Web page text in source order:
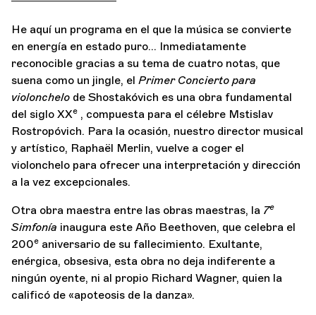
He aquí un programa en el que la música se convierte
en energía en estado puro… Inmediatamente
reconocible gracias a su tema de cuatro notas, que
suena como un jingle, el Primer Concierto para
violonchelo de Shostakóvich es una obra fundamental
del siglo XXe , compuesta para el célebre Mstislav
Rostropóvich. Para la ocasión, nuestro director musical
y artístico, Raphaël Merlin, vuelve a coger el
violonchelo para ofrecer una interpretación y dirección
a la vez excepcionales.
Otra obra maestra entre las obras maestras, la 7e
Simfonía inaugura este Año Beethoven, que celebra el
200e aniversario de su fallecimiento. Exultante,
enérgica, obsesiva, esta obra no deja indiferente a
ningún oyente, ni al propio Richard Wagner, quien la
calificó de «apoteosis de la danza».